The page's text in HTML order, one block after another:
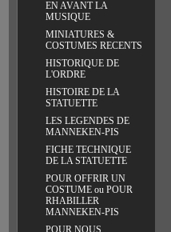
EN AVANT LA
MUSIQUE
MINIATURES &
COSTUMES RECENTS
HISTORIQUE DE
L'ORDRE
HISTOIRE DE LA
STATUETTE
LES LEGENDES DE
MANNEKEN-PIS
FICHE TECHNIQUE
DE LA STATUETTE
POUR OFFRIR UN
COSTUME ou POUR
RHABILLER
MANNEKEN-PIS
POUR NOUS